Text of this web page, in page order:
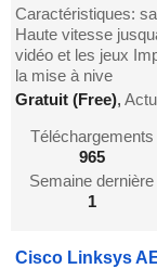
Caractéristiques:
Haute vitesse
vidéo et les jeux
la mise à nive
Gratuit (Free),
Téléchargements
965
Semaine dernière
1
Cisco Linksys